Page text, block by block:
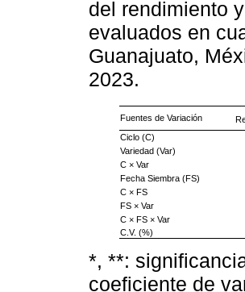
del rendimiento
evaluados en
Guanajuato,
2023.
Fuentes de Variación
Ciclo (C)
Variedad (Var)
C × Var
Fecha Siembra (FS)
C × FS
FS × Var
C × FS × Var
C.V. (%)
*, **:
coeficiente de